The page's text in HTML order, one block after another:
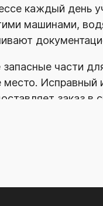
каждый день
машинами,
части
Исправный
заказ в
в2011-м— Hino,